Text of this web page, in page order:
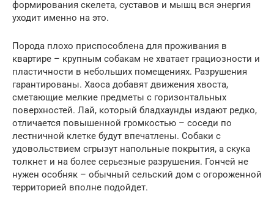
формирования скелета, суставов и мышц вся энергия
уходит именно на это.
Порода плохо приспособлена для проживания в
квартире – крупным собакам не хватает грациозности и
пластичности в небольших помещениях. Разрушения
гарантированы. Хаоса добавят движения хвоста,
сметающие мелкие предметы с горизонтальных
поверхностей. Лай, который бладхаунды издают редко,
отличается повышенной громкостью – соседи по
лестничной клетке будут впечатлены. Собаки с
удовольствием сгрызут напольные покрытия, а скука
толкнет и на более серьезные разрушения. Гончей не
нужен особняк – обычный сельский дом с огороженной
территорией вполне подойдет.